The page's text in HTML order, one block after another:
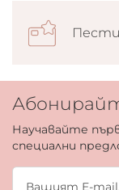
Научавайте
специални